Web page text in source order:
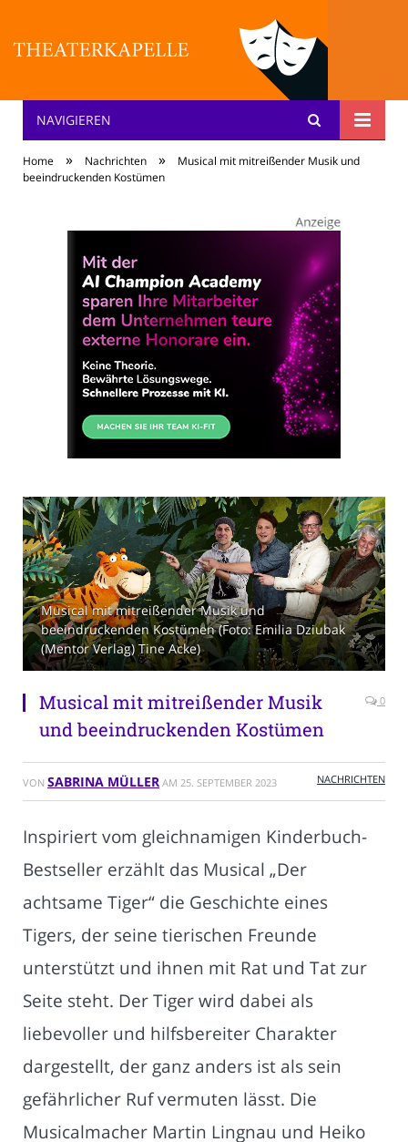
Theater: [KA] :pelle
NAVIGIEREN
Home » Nachrichten »
Musical mit mitreißender Musik und
beeindruckenden Kostümen
Musical mit mitreißender Musik und
beeindruckenden Kostümen (Foto: Emilia Dziubak
(Mentor Verlag) Tine Acke)
Musical mit mitreißender Musik
und beeindruckenden Kostümen
0
VON SABRINA MÜLLER AM 25. SEPTEMBER 2023 NACHRICHTEN
Inspiriert vom gleichnamigen Kinderbuch-
Bestseller erzählt das Musical „Der
achtsame Tiger“ die Geschichte eines
Tigers, der seine tierischen Freunde
unterstützt und ihnen mit Rat und Tat zur
Seite steht. Der Tiger wird dabei als
liebevoller und hilfsbereiter Charakter
dargestellt, der ganz anders ist als sein
gefährlicher Ruf vermuten lässt. Die
Musicalmacher Martin Lingnau und Heiko